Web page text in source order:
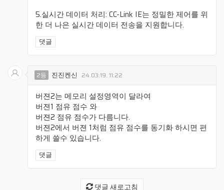
5.실시간 데이터 처리: CC-Link IE는 정밀한 제어를 위
한 더 나은 실시간 데이터 전송을 지원합니다.
댓글
2등 진진켄신 24.03.19. 11:22
버젼2는 메모리 설정영역이 달라여
버젼1 점유 점수 와
버젼2 점유 점수가 다름니다.
버젼2에서 버젼 1처럼 점유 점수를 동기화 하시면 편
하게 쓸수 있습니다.
댓글
댓글 새로고침